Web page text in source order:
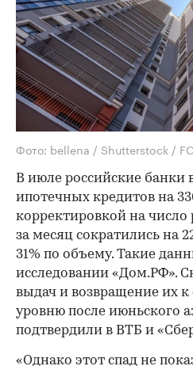
Фото: bellena / Shutterstock /
В июле российские банки
ипотечных кредитов на
корректировкой на
за месяц сократились на
31% по объему. Такие
исследовании «Дом.РФ».
выдач и возвращение их к
уровню после июньского
подтвердили в ВТБ и
«Однако этот спад не